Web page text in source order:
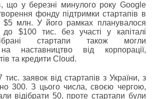
що у березні минулого року Google
фонду підтримки стартапів в
$5 млн. У його рамках планувалося
до $100 тис. без участі у капіталі
стартапи також могли
наставництво від корпорації,
та кредити Cloud.
заявок від стартапів з України, з
300. З цього числа, своєю чергою,
відібрати 50, проте стартапи були